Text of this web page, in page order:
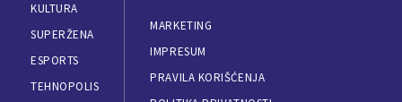
KULTURA
SUPERŽENA
ESPORTS
TEHNOPOLIS
MARKETING
IMPRESUM
PRAVILA KORIŠĆENJA